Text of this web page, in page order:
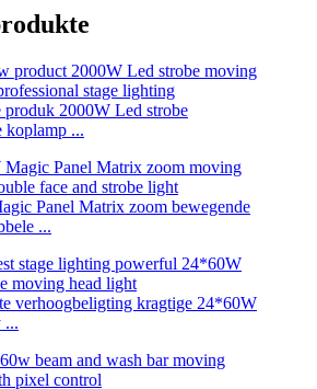
produk 2000W Led strobe
koplamp ...
Panel Matrix zoom bewegende
...
verhoogbeligting kragtige 24*60W
...